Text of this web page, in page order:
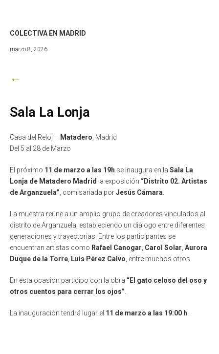
COLECTIVA EN MADRID
marzo 8, 2026marzo
←
Sala La Lonja
Casa del Reloj – Matadero , Madrid
Del 5 al 28 de Marzo
El próximo 11 de marzo a las 19h se inaugura en la Sala La
Lonja de Matadero Madrid la exposición “Distrito 02. Artistas
de Arganzuela” , comisariada porJesús Cámara
La muestra reúne a un amplio grupo de creadores vinculados al
distrito de Arganzuela, estableciendo un diálogo entre diferentes
generaciones y trayectorias. Entre los participantes se
encuentran artistas como Rafael Canogar Carol Solar Aurora
Duque de la Torre Luis Pérez Calvo , entre muchos otros.
En esta ocasión participo con la obra “El gato celoso del oso y
otros cuentos para cerrar los ojos”
La inauguración tendrá lugar el 11 de marzo a las 19:00 h